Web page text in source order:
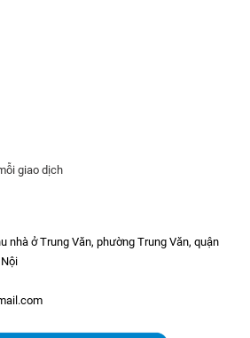
giao dịch
nhà ở Trung Văn, phường Trung Văn, quận